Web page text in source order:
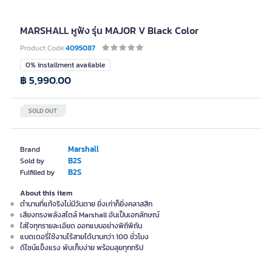
MARSHALL หูฟัง รุ่น MAJOR V Black Color
Product Code4095087
Brand Marshall
Sold by B2S
Fulfilled by B2S
0% installment available
SOLD OUT
฿ 5,990.00
About this item
ตำนานที่แท้จริงไม่มีวันตาย ยิ่งเก่าก็ยิ่งคลาสสิก
เสียงทรงพลังสไตล์ Marshall อันเป็นเอกลักษณ์
ใส่ใจทุกรายละเอียด ออกแบบอย่างพิถีพิถัน
แบตเตอรี่ใช้งานไร้สายได้นานกว่า 100 ชั่วโมง
ดีไซน์แข็งแรง พับเก็บง่าย พร้อมลุยทุกทริป